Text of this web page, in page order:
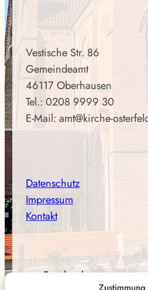
Vestische Str. 86
Gemeindeamt
46117 Oberhausen
Tel.: 0208 9999 30
E-Mail: amt@kirche-
Datenschutz
Impressum
Kontakt
Facebook